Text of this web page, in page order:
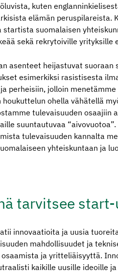
kuten
elämän peruspilareista.
suomalaisen
sekä rekrytoiville
asenteet heijastuvat
esimerkiksi rasistisesta
perheisiin, jolloin
houkuttelun ohella vähätellä
tulevaisuuden osaajiin
suuntautuvaa
tulevaisuuden kannalta
yhteiskuntaan ja
tarvitsee
innovaatioita ja uusia
mahdollisuudet ja
ja yritteliäisyyttä.
kaikille uusille ideoille